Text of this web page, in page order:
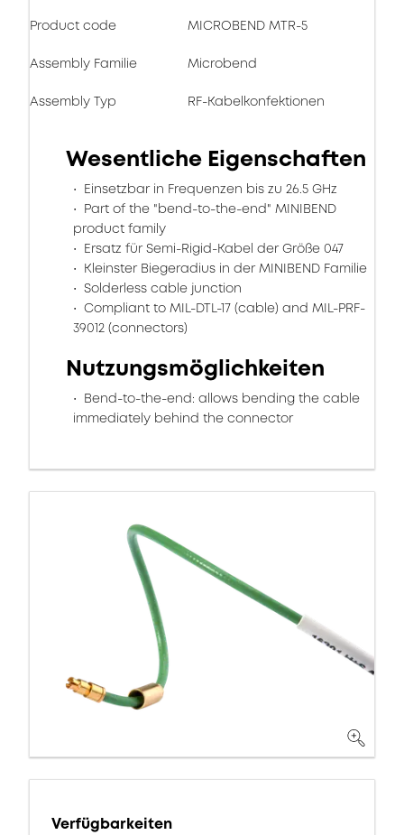
Product code MICROBEND MTR-5
Assembly Familie Microbend
Assembly Typ RF-Kabelkonfektionen
Wesentliche Eigenschaften
Einsetzbar in Frequenzen bis zu 26.5 GHz
Part of the "bend-to-the-end" MINIBEND
product family
Ersatz für Semi-Rigid-Kabel der Größe 047
Kleinster Biegeradius in der MINIBEND Familie
Solderless cable junction
Compliant to MIL-DTL-17 (cable) and MIL-PRF-
39012 (connectors)
Nutzungsmöglichkeiten
Bend-to-the-end: allows bending the cable
immediately behind the connector
Verfügbarkeiten